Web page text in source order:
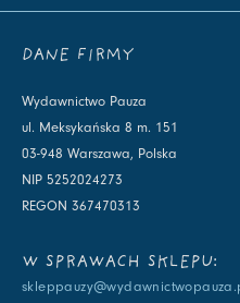
DANE FIRMY
Wydawnictwo Pauza
ul. Meksykańska 8 m. 151
03-948 Warszawa, Polska
NIP 5252024273
REGON 367470313
W SPRAWACH SKLEPU: